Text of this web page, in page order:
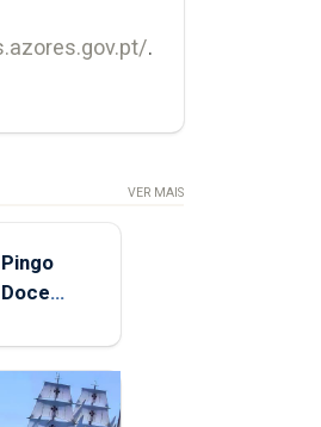
.
VER MAIS
Pingo
Doce
quinta-
feira nova
loja em